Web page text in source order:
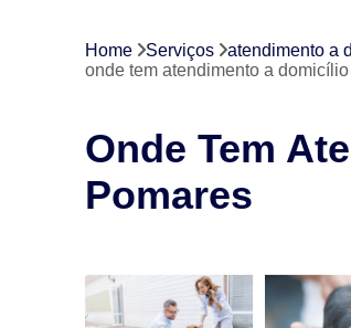
Home Serviços atendimento a
onde tem atendimento a
Onde Tem
Pomares